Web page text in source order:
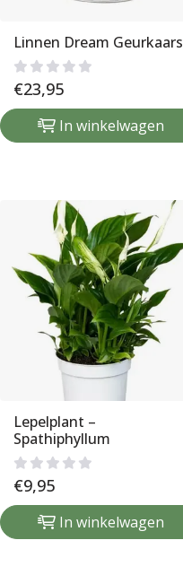
Linnen Dream Geurkaars
€23,95
In winkelwagen
Lepelplant –
Spathiphyllum
€9,95
In winkelwagen